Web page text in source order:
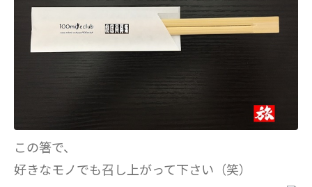
この箸で、
好きなモノでも召し上がって下さい（笑）